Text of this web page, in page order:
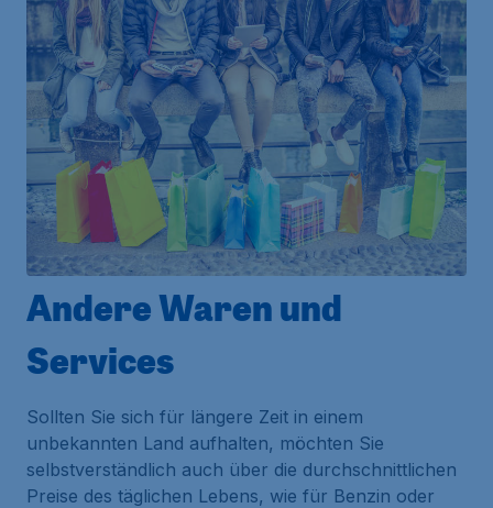
Andere Waren und
Services
Sollten Sie sich für längere Zeit in einem
unbekannten Land aufhalten, möchten Sie
selbstverständlich auch über die durchschnittlichen
Preise des täglichen Lebens, wie für Benzin oder